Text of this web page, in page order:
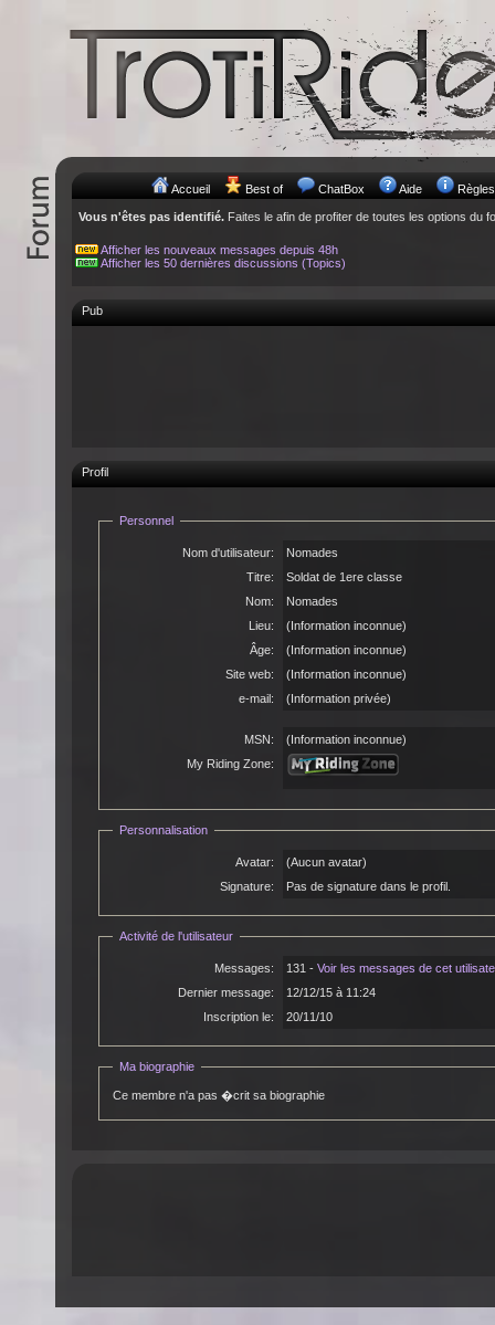
Accueil Best of ChatBox Aide Règles
Vous n'êtes pas identifié. Faites le afin de profiter de toutes les options du
Afficher les nouveaux messages depuis 48h
Afficher les 50 dernières discussions (Topics)
Pub
Profil
Personnel
Nom d'utilisateur:
Nomades
Titre:
Soldat de 1ere classe
Nom:
Nomades
Lieu:
(Information inconnue)
Âge:
(Information inconnue)
Site web:
(Information inconnue)
e-mail:
(Information privée)
MSN:
(Information inconnue)
My Riding Zone:
Personnalisation
Avatar:
(Aucun avatar)
Signature:
Pas de signature dans le profil.
Activité de l'utilisateur
Messages: 131 - Voir les messages de cet
Dernier message:
12/12/15 à 11:24
Inscription le:
20/11/10
Ma biographie
Ce membre n'a pas �crit sa biographie